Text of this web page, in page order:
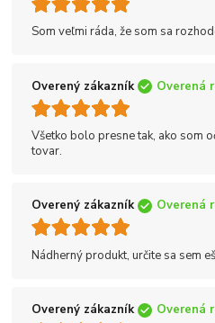
Som veľmi ráda, že som sa
Overený zákazník Overená
Všetko bolo presne tak, ako som
tovar.
Overený zákazník Overená
Nádherný produkt, určite sa sem
Overený zákazník Overená